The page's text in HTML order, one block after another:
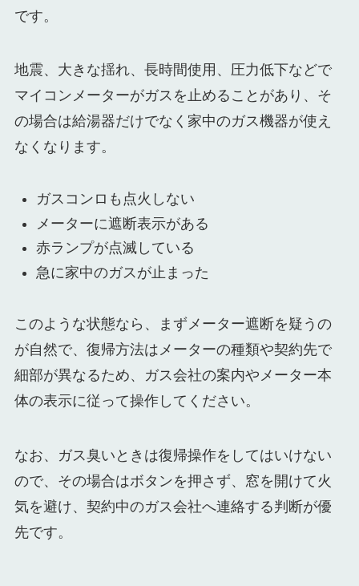
です。
地震、大きな揺れ、長時間使用、圧力低下などで
マイコンメーターがガスを止めることがあり、そ
の場合は給湯器だけでなく家中のガス機器が使え
なくなります。
ガスコンロも点火しない
メーターに遮断表示がある
赤ランプが点滅している
急に家中のガスが止まった
このような状態なら、まずメーター遮断を疑うの
が自然で、復帰方法はメーターの種類や契約先で
細部が異なるため、ガス会社の案内やメーター本
体の表示に従って操作してください。
なお、ガス臭いときは復帰操作をしてはいけない
ので、その場合はボタンを押さず、窓を開けて火
気を避け、契約中のガス会社へ連絡する判断が優
先です。